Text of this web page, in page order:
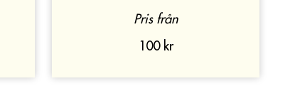
Pris från
100 kr